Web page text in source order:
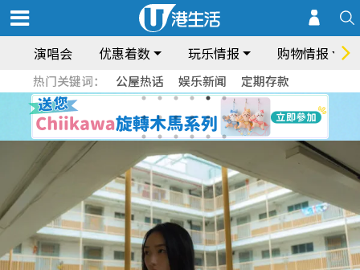
演唱会 优惠着数 玩乐情报 购物情报
热门关键词： 公屋热话 娱乐新闻 定期存款